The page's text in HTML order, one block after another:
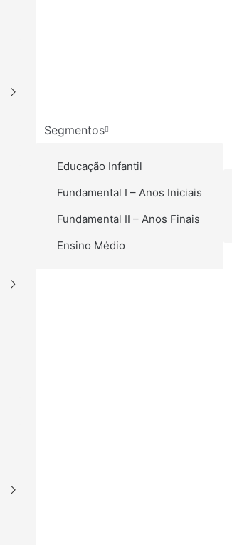
Segmentos
Educação Infantil
Fundamental I – Anos Iniciais
Fundamental II – Anos Finais
Ensino Médio